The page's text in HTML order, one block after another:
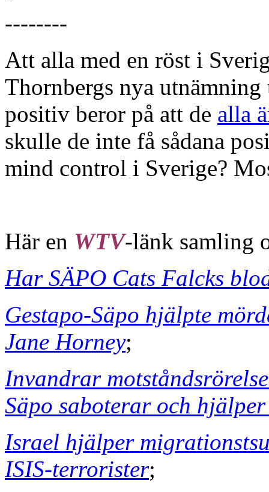
--------
Att alla med en röst i
Thornbergs nya
positiv beror på att de alla
skulle de inte få sådana
mind control i Sverige?
Här en WTV-länk samling
Har SÄPO Cats Falcks
Gestapo-Säpo hjälpte
Jane Horney;
Invandrar
Säpo saboterar och
Israel hjälper
ISIS-terrorister;